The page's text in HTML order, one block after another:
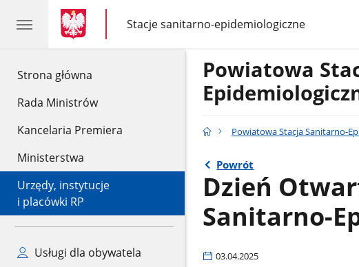
Strona główna
Rada Ministrów
Kancelaria Premiera
Ministerstwa
Urzędy, instytucje
i placówki RP
Usługi dla obywatela
gov.pl
gov.pl
Stacje sanitarno-epidemiologiczne
gov.pl
Stacje
sanitarno-
epidemiologiczne
Powiatowa
Powiatowa Stacja Sanitarno-
Powrót
Dzień
Sanitarno-
03.04.2025